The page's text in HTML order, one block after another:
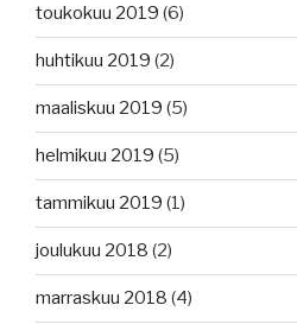
toukokuu 2019 (6)
huhtikuu 2019 (2)
maaliskuu 2019 (5)
helmikuu 2019 (5)
tammikuu 2019 (1)
joulukuu 2018 (2)
marraskuu 2018 (4)